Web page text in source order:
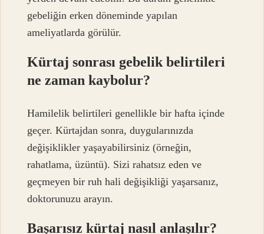
gebeliğin erken döneminde yapılan
ameliyatlarda görülür.
Kürtaj sonrası gebelik belirtileri
ne zaman kaybolur?
Hamilelik belirtileri genellikle bir hafta içinde
geçer. Kürtajdan sonra, duygularınızda
değişiklikler yaşayabilirsiniz (örneğin,
rahatlama, üzüntü). Sizi rahatsız eden ve
geçmeyen bir ruh hali değişikliği yaşarsanız,
doktorunuzu arayın.
Başarısız kürtaj nasıl anlaşılır?